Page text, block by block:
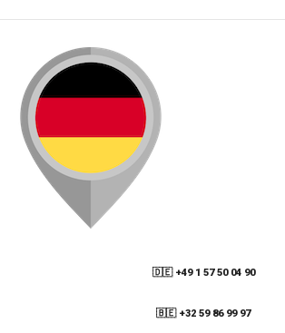
🇩🇪 +49 1 57 50 04 90
🇧🇪 +32 59 86 99 97